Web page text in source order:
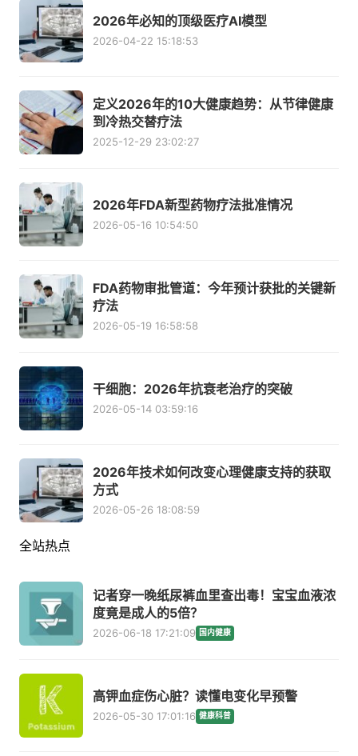
2026年必知的顶级医疗AI模型
2026-04-22 15:18:53
定义2026年的10大健康趋势：从节律健康
到冷热交替疗法
2025-12-29 23:02:27
2026年FDA新型药物疗法批准情况
2026-05-16 10:54:50
FDA药物审批管道：今年预计获批的关键新
疗法
2026-05-19 16:58:58
干细胞：2026年抗衰老治疗的突破
2026-05-14 03:59:16
2026年技术如何改变心理健康支持的获取
方式
2026-05-26 18:08:59
全站热点
记者穿一晚纸尿裤血里查出毒！宝宝血液浓
度竟是成人的5倍？
2026-06-18 17:21:09 国内健康
高钾血症伤心脏？读懂电变化早预警
2026-05-30 17:01:16 健康科普